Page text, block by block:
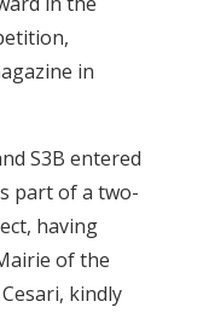
in
S3B entered
part of a two-
having
of the
kindly